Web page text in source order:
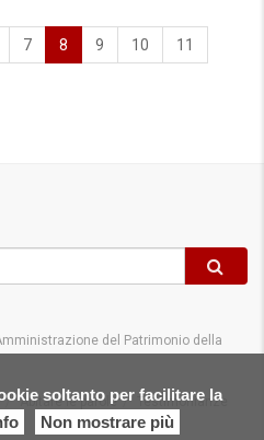
soltanto per facilitare la
Non mostrare più
7 8 9 10 11
del Patrimonio della
Abitare le parole
Testimonianze